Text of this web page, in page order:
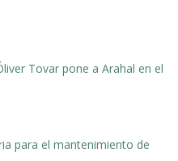
Tovar pone a Arahal en el
para el mantenimiento de